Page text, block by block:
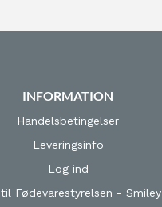
INFORMATION
Handelsbetingelser
Leveringsinfo
Log ind
Fødevarestyrelsen - Smiley